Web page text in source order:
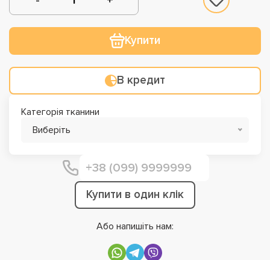
Купити
В кредит
Категорія тканини
Виберіть
Купити в один клік
Або напишіть нам: